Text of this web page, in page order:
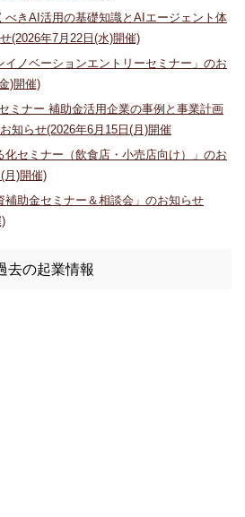
べきAI活用の基礎知識とAIエージェント体
(2026年7月22日(水)開催)
イノベーションエントリーセミナー」のお
)開催)
ミナー 補助金活用企業の事例と事業計画
知らせ(2026年6月15日(月)開催
化セミナー（飲食店・小売店向け）」のお
月)開催)
補助金セミナー＆相談会」のお知らせ
去の起業情報